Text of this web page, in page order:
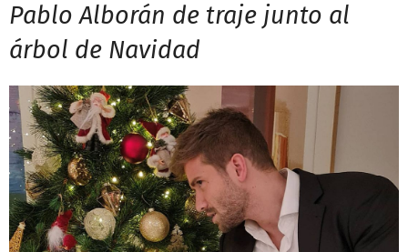
Pablo Alborán de traje junto al
árbol de Navidad